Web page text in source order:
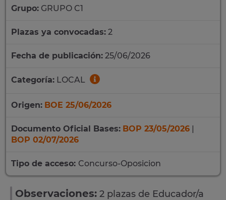
Grupo: GRUPO C1
Plazas ya convocadas: 2
Fecha de publicación: 25/06/2026
Categoría: LOCAL
Origen: BOE 25/06/2026
Documento Oficial Bases: BOP 23/05/2026 |
BOP 02/07/2026
Tipo de acceso: Concurso-Oposicion
Observaciones: 2 plazas de Educador/a